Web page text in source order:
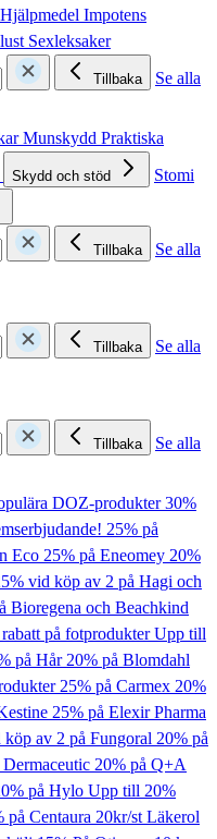
Hjälpmedel Impotens
Sexleksaker
Tillbaka
Se alla
Munskydd Praktiska
Skydd och stöd
Stomi
Tillbaka
Se alla
Tillbaka
Se alla
Tillbaka
Se alla
DOZ-produkter30%
25% på
Eco 25% på Eneomey 20%
vid köp av 2 på Hagi och
Bioregena och Beachkind
på fotprodukterUpp till
på Hår20% på Blomdahl
25% på Carmex 20%
25% på Elexir Pharma
av 2 på Fungoral 20% på
20% på Q+A
på Hylo Upp till 20%
på Centaura 20kr/st Läkerol